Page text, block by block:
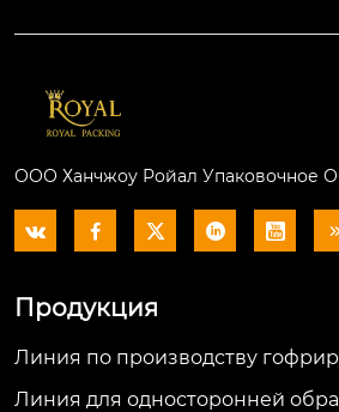
ООО Ханчжоу Ройал Упаковочное
    
Продукция
Линия по производству
Линия для односторонней